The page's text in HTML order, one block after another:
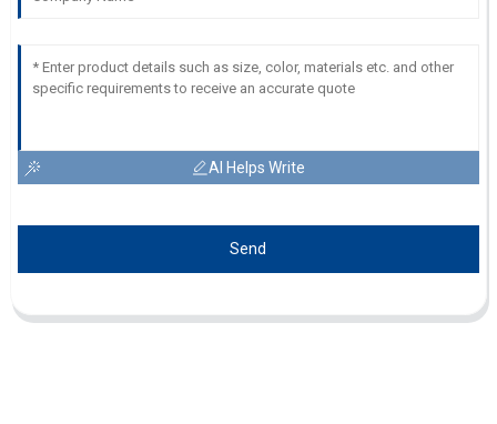
AI Helps Write
Send